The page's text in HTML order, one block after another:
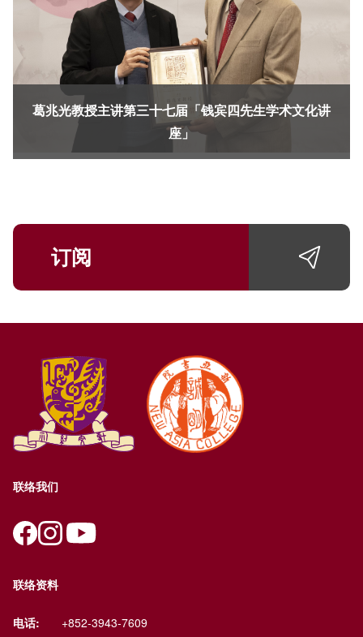
葛兆光教授主讲第三十七届「钱宾四先生学术文化讲
座」
订阅
联络我们
联络资料
电话: +852-3943-7609